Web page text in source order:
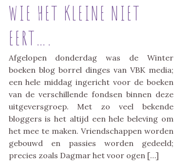
WIE HET KLEINE NIET
EERT….
Afgelopen donderdag was de Winter
boeken blog borrel dinges van VBK media;
een hele middag ingericht voor de boeken
van de verschillende fondsen binnen deze
uitgeversgroep. Met zo veel bekende
bloggers is het altijd een hele beleving om
het mee te maken. Vriendschappen worden
gebouwd en passies worden gedeeld;
precies zoals Dagmar het voor ogen […]